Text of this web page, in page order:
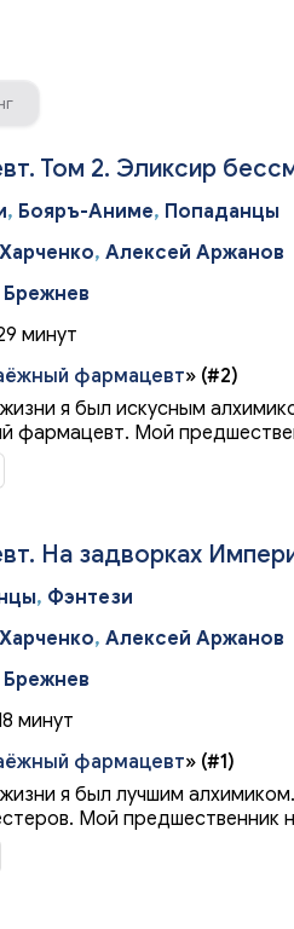
Том 2. Эликсир
, Бояръ-Аниме, Попаданцы
, Алексей Аржанов
минут
фармацевт» (#2)
я был искусным
фармацевт. Мой
На задворках
, Фэнтези
, Алексей Аржанов
минут
фармацевт» (#1)
я был лучшим
Мой предшественник